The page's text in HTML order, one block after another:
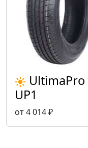
UltimaPro
UP1
от 4 014 ₽